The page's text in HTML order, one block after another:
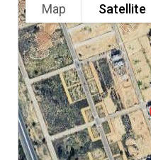
Map Satellite